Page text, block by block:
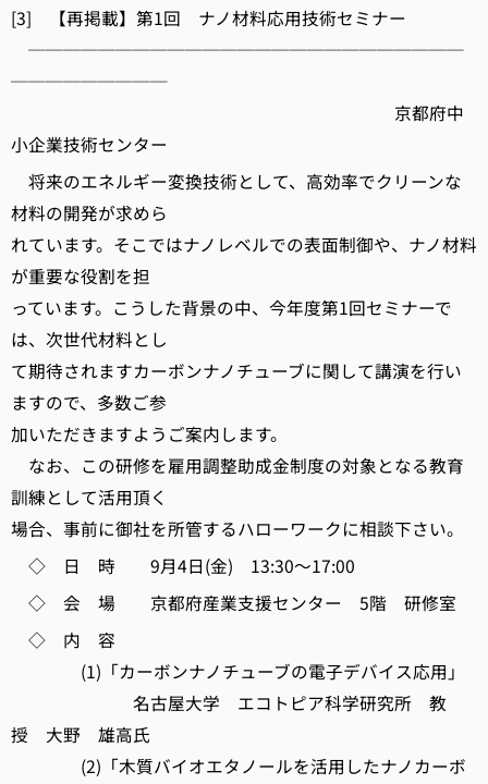
[3] 【再掲載】第1回 ナノ材料応用技術セミナー
─────────────────────────
─────────
京都府中
小企業技術センター
将来のエネルギー変換技術として、高効率でクリーンな
材料の開発が求めら
れています。そこではナノレベルでの表面制御や、ナノ材料
が重要な役割を担
っています。こうした背景の中、今年度第1回セミナーで
は、次世代材料とし
て期待されますカーボンナノチューブに関して講演を行い
ますので、多数ご参
加いただきますようご案内します。
なお、この研修を雇用調整助成金制度の対象となる教育
訓練として活用頂く
場合、事前に御社を所管するハローワークに相談下さい。
◇ 日 時 9月4日(金) 13:30～17:00
◇ 会 場 京都府産業支援センター 5階 研修室
◇ 内 容
(1)「カーボンナノチューブの電子デバイス応用」
名古屋大学 エコトピア科学研究所 教
授 大野 雄高氏
(2)「木質バイオエタノールを活用したナノカーボ